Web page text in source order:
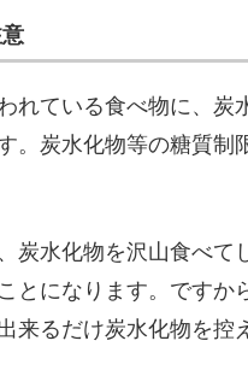
れている食べ物に、
。炭水化物等の糖質制
炭水化物を沢山食べ
とになります。です
来るだけ炭水化物を控